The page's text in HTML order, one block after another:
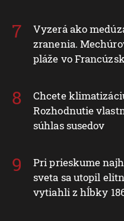
Vyzerá ako
zranenia.
pláže vo
Chcete
Rozhodnutie
súhlas susedov
Pri prieskume
sveta sa utopil
vytiahli z hĺbky